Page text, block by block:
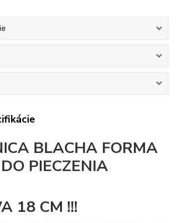
BLACHA FORMA
PIECZENIA
18 CM !!!